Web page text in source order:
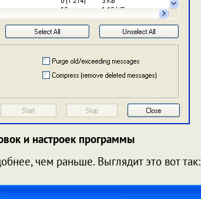
и настроек программы
чем раньше. Выглядит это вот так: